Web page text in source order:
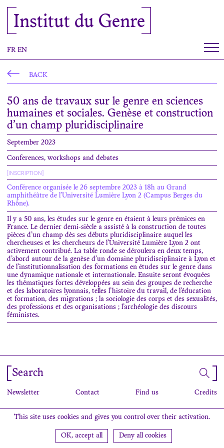
Institut du Genre
FR EN
BACK
50 ans de travaux sur le genre en sciences
humaines et sociales. Genèse et construction
d’un champ pluridisciplinaire
September 2023
Conferences, workshops and debates
[INSCRIPTION]
Conférence organisée le 26 septembre 2023 à 18h au Grand
amphithéâtre de l’Université Lumière Lyon 2 (Campus Berges du
Rhône).
Il y a 50 ans, les études sur le genre en étaient à leurs prémices en
France. Le dernier demi-siècle a assisté à la construction de toutes
pièces d’un champ dès ses débuts pluridisciplinaire auquel les
chercheuses et les chercheurs de l’Université Lumière Lyon 2 ont
activement contribué. La table ronde se déroulera en deux temps,
d’abord autour de la genèse d’un domaine pluridisciplinaire à Lyon et
de l’institutionnalisation des formations en études sur le genre dans
une dynamique nationale et internationale. Ensuite seront évoquées
les thématiques fortes développées au sein des groupes de recherche
et des laboratoires lyonnais, telles l’histoire du travail, de l’éducation
et formation, des migrations ; la sociologie des corps et des sexualités,
des professions et des organisations ; l’archéologie des discours
féministes.
Search
Newsletter Contact Find us Credits
This site uses cookies and gives you control over their activation.
OK, accept all Deny all cookies